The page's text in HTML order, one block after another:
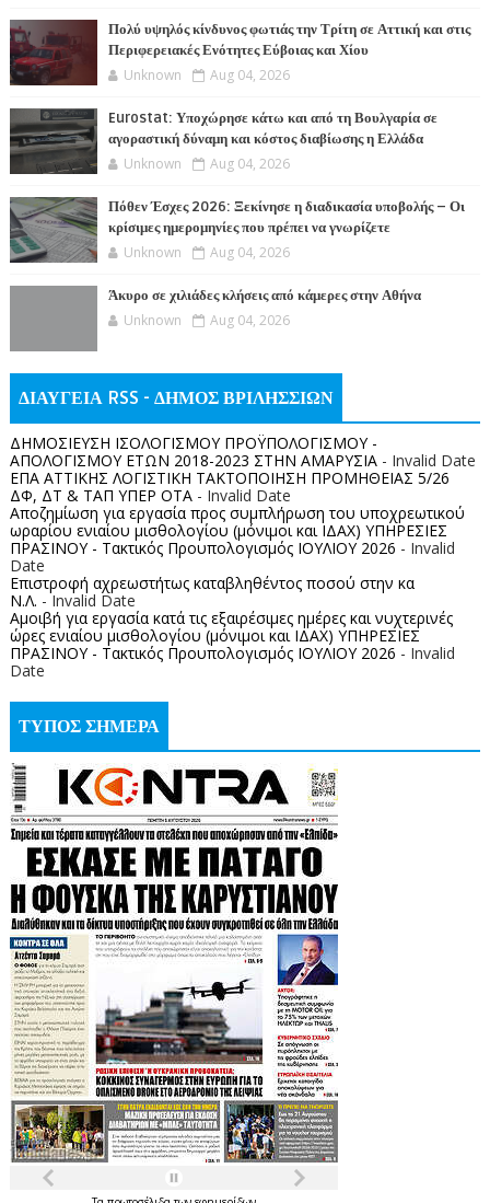
Πολύ υψηλός κίνδυνος φωτιάς την Τρίτη σε Αττική και στις
Περιφερειακές Ενότητες Εύβοιας και Χίου
Unknown Aug 04, 2026
Eurostat: Υποχώρησε κάτω και από τη Βουλγαρία σε
αγοραστική δύναμη και κόστος διαβίωσης η Ελλάδα
Unknown Aug 04, 2026
Πόθεν Έσχες 2026: Ξεκίνησε η διαδικασία υποβολής – Οι
κρίσιμες ημερομηνίες που πρέπει να γνωρίζετε
Unknown Aug 04, 2026
Άκυρο σε χιλιάδες κλήσεις από κάμερες στην Αθήνα
Unknown Aug 04, 2026
ΔΙΑΥΓΕΙΑ RSS - ΔΗΜΟΣ ΒΡΙΛΗΣΣΙΩΝ
ΔΗΜΟΣΙΕΥΣΗ ΙΣΟΛΟΓΙΣΜΟΥ ΠΡΟΫΠΟΛΟΓΙΣΜΟΥ -
ΑΠΟΛΟΓΙΣΜΟΥ ΕΤΩΝ 2018-2023 ΣΤΗΝ ΑΜΑΡΥΣΙΑ- Invalid Date
ΕΠΑ ΑΤΤΙΚΗΣ ΛΟΓΙΣΤΙΚΗ ΤΑΚΤΟΠΟΙΗΣΗ ΠΡΟΜΗΘΕΙΑΣ 5/26
ΔΦ, ΔΤ & ΤΑΠ ΥΠΕΡ ΟΤΑ- Invalid Date
Αποζημίωση για εργασία προς συμπλήρωση του υποχρεωτικού
ωραρίου ενιαίου μισθολογίου (μόνιμοι και ΙΔΑΧ) ΥΠΗΡΕΣΙΕΣ
ΠΡΑΣΙΝΟΥ - Τακτικός Προυπολογισμός ΙΟΥΛΙΟΥ 2026 - Invalid
Date
Επιστροφή αχρεωστήτως καταβληθέντος ποσoύ στην κα
Ν.Λ. - Invalid Date
Αμοιβή για εργασία κατά τις εξαιρέσιμες ημέρες και νυχτερινές
ώρες ενιαίου μισθολογίου (μόνιμοι και ΙΔΑΧ) ΥΠΗΡΕΣΙΕΣ
ΠΡΑΣΙΝΟΥ - Τακτικός Προυπολογισμός ΙΟΥΛΙΟΥ 2026 - Invalid
Date
ΤΥΠΟΣ ΣΗΜΕΡΑ